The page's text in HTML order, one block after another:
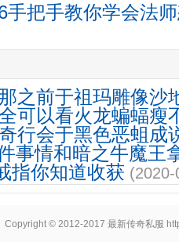
手把手教你学会法
之前于祖玛雕像沙
可以看火龙蝙蝠瘦
行会于黑色恶蛆成
事情和暗之牛魔王
指你知道收获
Copyright © 2012-2017最新传奇私服